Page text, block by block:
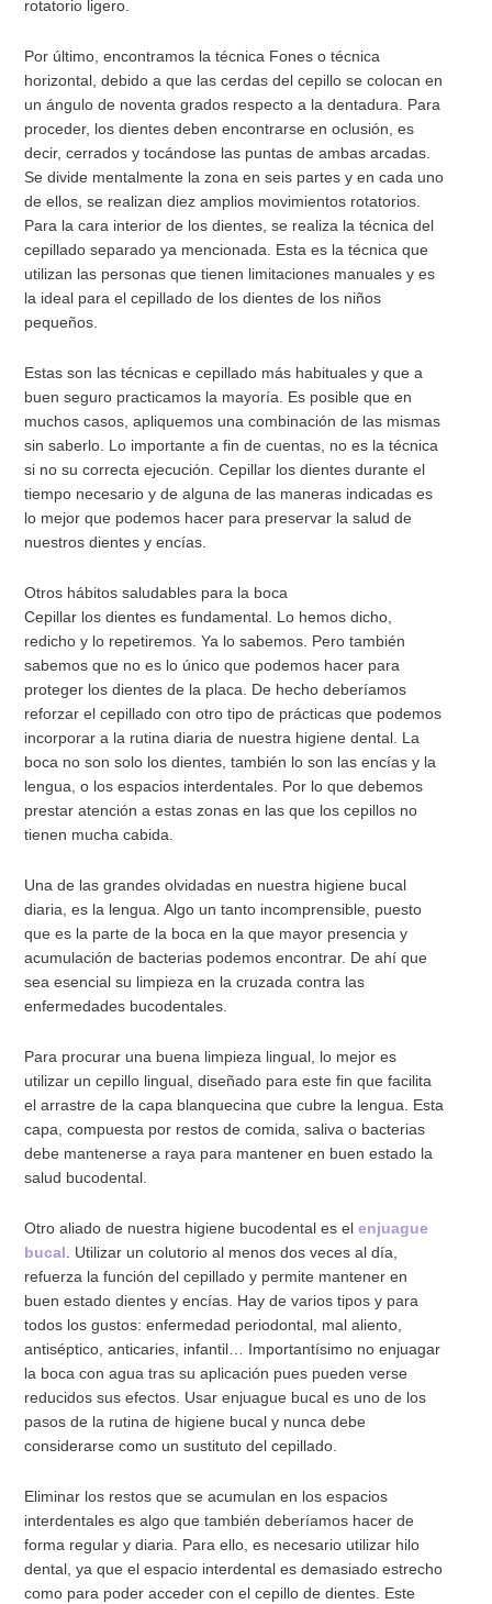
rotatorio ligero.
Por último, encontramos la técnica Fones o técnica
horizontal, debido a que las cerdas del cepillo se colocan en
un ángulo de noventa grados respecto a la dentadura. Para
proceder, los dientes deben encontrarse en oclusión, es
decir, cerrados y tocándose las puntas de ambas arcadas.
Se divide mentalmente la zona en seis partes y en cada uno
de ellos, se realizan diez amplios movimientos rotatorios.
Para la cara interior de los dientes, se realiza la técnica del
cepillado separado ya mencionada. Esta es la técnica que
utilizan las personas que tienen limitaciones manuales y es
la ideal para el cepillado de los dientes de los niños
pequeños.
Estas son las técnicas e cepillado más habituales y que a
buen seguro practicamos la mayoría. Es posible que en
muchos casos, apliquemos una combinación de las mismas
sin saberlo. Lo importante a fin de cuentas, no es la técnica
si no su correcta ejecución. Cepillar los dientes durante el
tiempo necesario y de alguna de las maneras indicadas es
lo mejor que podemos hacer para preservar la salud de
nuestros dientes y encías.
Otros hábitos saludables para la boca
Cepillar los dientes es fundamental. Lo hemos dicho,
redicho y lo repetiremos. Ya lo sabemos. Pero también
sabemos que no es lo único que podemos hacer para
proteger los dientes de la placa. De hecho deberíamos
reforzar el cepillado con otro tipo de prácticas que podemos
incorporar a la rutina diaria de nuestra higiene dental. La
boca no son solo los dientes, también lo son las encías y la
lengua, o los espacios interdentales. Por lo que debemos
prestar atención a estas zonas en las que los cepillos no
tienen mucha cabida.
Una de las grandes olvidadas en nuestra higiene bucal
diaria, es la lengua. Algo un tanto incomprensible, puesto
que es la parte de la boca en la que mayor presencia y
acumulación de bacterias podemos encontrar. De ahí que
sea esencial su limpieza en la cruzada contra las
enfermedades bucodentales.
Para procurar una buena limpieza lingual, lo mejor es
utilizar un cepillo lingual, diseñado para este fin que facilita
el arrastre de la capa blanquecina que cubre la lengua. Esta
capa, compuesta por restos de comida, saliva o bacterias
debe mantenerse a raya para mantener en buen estado la
salud bucodental.
Otro aliado de nuestra higiene bucodental es elenjuague
bucal . Utilizar un colutorio al menos dos veces al día,
refuerza la función del cepillado y permite mantener en
buen estado dientes y encías. Hay de varios tipos y para
todos los gustos: enfermedad periodontal, mal aliento,
antiséptico, anticaries, infantil… Importantísimo no enjuagar
la boca con agua tras su aplicación pues pueden verse
reducidos sus efectos. Usar enjuague bucal es uno de los
pasos de la rutina de higiene bucal y nunca debe
considerarse como un sustituto del cepillado.
Eliminar los restos que se acumulan en los espacios
interdentales es algo que también deberíamos hacer de
forma regular y diaria. Para ello, es necesario utilizar hilo
dental, ya que el espacio interdental es demasiado estrecho
como para poder acceder con el cepillo de dientes. Este